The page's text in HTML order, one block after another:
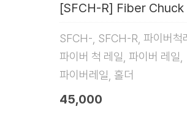
[SFCH-R] Fiber Chuck
SFCH-, SFCH-R, 파이버척
파이버 척 레일, 파이버 레일,
파이버레일, 홀더
45,000